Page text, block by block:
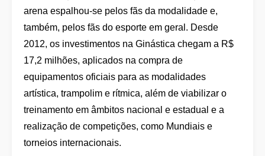
arena espalhou-se pelos fãs da modalidade e,
também, pelos fãs do esporte em geral. Desde
2012, os investimentos na Ginástica chegam a R$
17,2 milhões, aplicados na compra de
equipamentos oficiais para as modalidades
artística, trampolim e rítmica, além de viabilizar o
treinamento em âmbitos nacional e estadual e a
realização de competições, como Mundiais e
torneios internacionais.